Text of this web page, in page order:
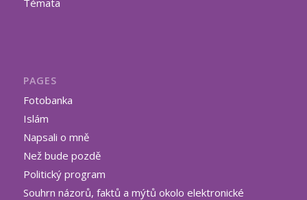
PAGES
Fotobanka
Islám
Napsali o mně
Než bude pozdě
Politický program
Souhrn názorů, faktů a mýtů okolo elektronické